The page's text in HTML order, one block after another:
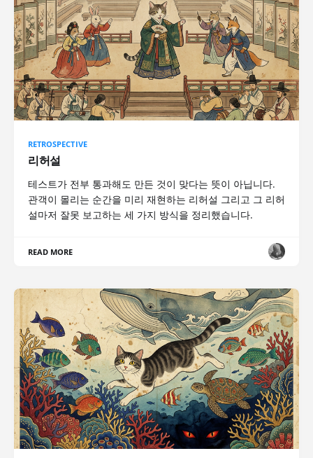
RETROSPECTIVE
리허설
테스트가 전부 통과해도 만든 것이 맞다는 뜻이 아닙니다.
관객이 몰리는 순간을 미리 재현하는 리허설 그리고 그 리허
설마저 잘못 보고하는 세 가지 방식을 정리했습니다.
READ MORE